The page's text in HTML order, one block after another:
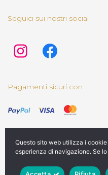
Seguici sui nostri social
Pagamenti sicuri con
© 2025 Rediviva Store | Tutti i
Questo sito web utilizza i
esperienza di navigazione. Se